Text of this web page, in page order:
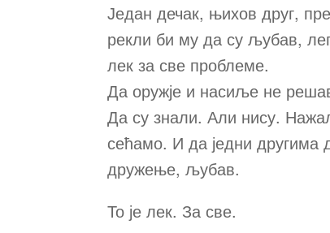
Један дечак, њихов друг,
рекли би му да су љубав,
лек за све проблеме.
Да оружје и насиље не
Да су знали. Али нису.
сећамо. И да једни другима
дружење, љубав.
То је лек. За све.